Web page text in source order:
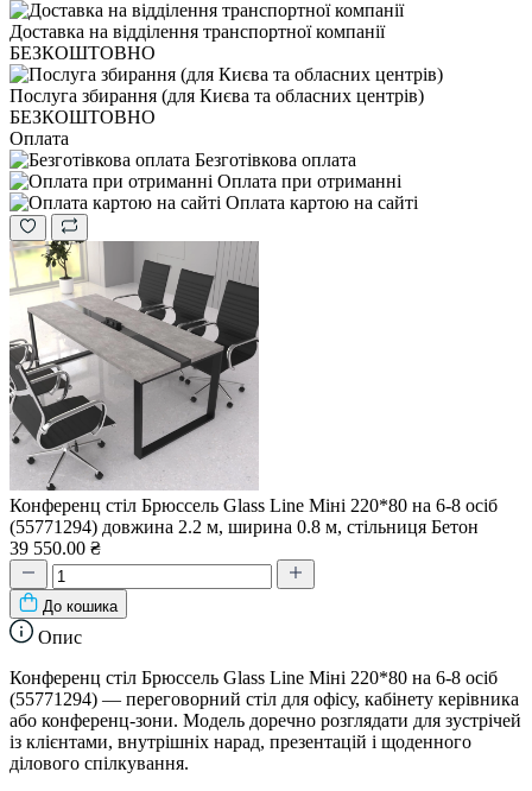
Доставка на відділення транспортної компанії
БЕЗКОШТОВНО
Послуга збирання (для Києва та обласних центрів)
БЕЗКОШТОВНО
Оплата
Безготівкова оплата
Оплата при отриманні
Оплата картою на сайті
Конференц стіл Брюссель Glass Line Міні 220*80 на 6-8 осіб
(55771294) довжина 2.2 м, ширина 0.8 м, стільниця Бетон
39 550.00 ₴
До кошика
Опис
Конференц стіл Брюссель Glass Line Міні 220*80 на 6-8 осіб
(55771294) — переговорний стіл для офісу, кабінету керівника
або конференц-зони. Модель доречно розглядати для зустрічей
із клієнтами, внутрішніх нарад, презентацій і щоденного
ділового спілкування.